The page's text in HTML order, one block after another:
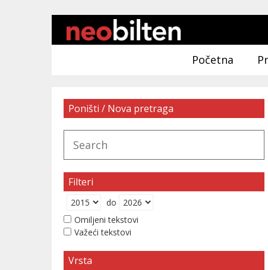
Početna
Poništi / Nova pretraga
Filteri
do
Omiljeni tekstovi
Važeći tekstovi
Vrsta